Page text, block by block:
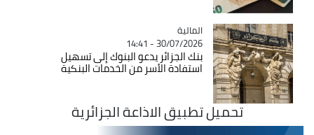
Catégorie
المالية
30/07/2026 - 14:41
بنك الجزائر يدعو البنوك إلى تسهيل
استفادة الأسر من الخدمات البنكية
تحميل تطبيق الاذاعة الجزائرية